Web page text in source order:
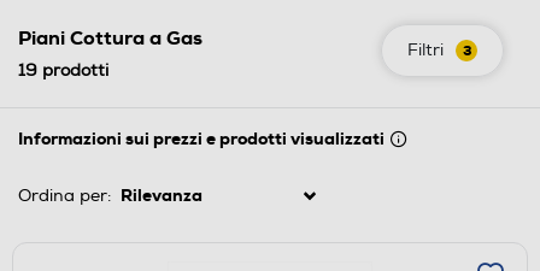
Filtri 3
Piani Cottura a Gas
19 prodotti
Informazioni sui prezzi e prodotti visualizzati
Ordina per: